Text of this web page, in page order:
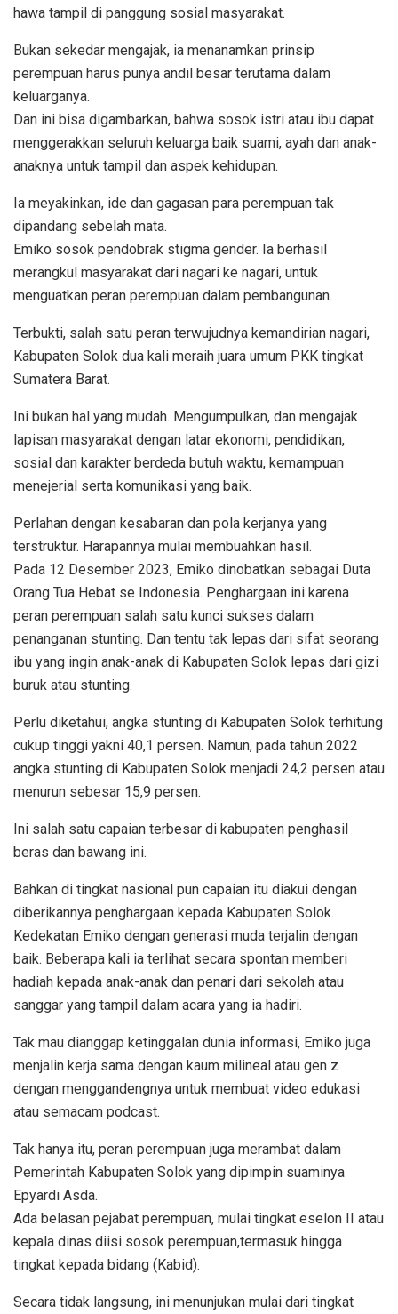
hawa tampil di panggung sosial masyarakat.
Bukan sekedar mengajak, ia menanamkan prinsip
perempuan harus punya andil besar terutama dalam
keluarganya.
Dan ini bisa digambarkan, bahwa sosok istri atau ibu dapat
menggerakkan seluruh keluarga baik suami, ayah dan anak-
anaknya untuk tampil dan aspek kehidupan.
Ia meyakinkan, ide dan gagasan para perempuan tak
dipandang sebelah mata.
Emiko sosok pendobrak stigma gender. Ia berhasil
merangkul masyarakat dari nagari ke nagari, untuk
menguatkan peran perempuan dalam pembangunan.
Terbukti, salah satu peran terwujudnya kemandirian nagari,
Kabupaten Solok dua kali meraih juara umum PKK tingkat
Sumatera Barat.
Ini bukan hal yang mudah. Mengumpulkan, dan mengajak
lapisan masyarakat dengan latar ekonomi, pendidikan,
sosial dan karakter berdeda butuh waktu, kemampuan
menejerial serta komunikasi yang baik.
Perlahan dengan kesabaran dan pola kerjanya yang
terstruktur. Harapannya mulai membuahkan hasil.
Pada 12 Desember 2023, Emiko dinobatkan sebagai Duta
Orang Tua Hebat se Indonesia. Penghargaan ini karena
peran perempuan salah satu kunci sukses dalam
penanganan stunting. Dan tentu tak lepas dari sifat seorang
ibu yang ingin anak-anak di Kabupaten Solok lepas dari gizi
buruk atau stunting.
Perlu diketahui, angka stunting di Kabupaten Solok terhitung
cukup tinggi yakni 40,1 persen. Namun, pada tahun 2022
angka stunting di Kabupaten Solok menjadi 24,2 persen atau
menurun sebesar 15,9 persen.
Ini salah satu capaian terbesar di kabupaten penghasil
beras dan bawang ini.
Bahkan di tingkat nasional pun capaian itu diakui dengan
diberikannya penghargaan kepada Kabupaten Solok.
Kedekatan Emiko dengan generasi muda terjalin dengan
baik. Beberapa kali ia terlihat secara spontan memberi
hadiah kepada anak-anak dan penari dari sekolah atau
sanggar yang tampil dalam acara yang ia hadiri.
Tak mau dianggap ketinggalan dunia informasi, Emiko juga
menjalin kerja sama dengan kaum milineal atau gen z
dengan menggandengnya untuk membuat video edukasi
atau semacam podcast.
Tak hanya itu, peran perempuan juga merambat dalam
Pemerintah Kabupaten Solok yang dipimpin suaminya
Epyardi Asda.
Ada belasan pejabat perempuan, mulai tingkat eselon II atau
kepala dinas diisi sosok perempuan,termasuk hingga
tingkat kepada bidang (Kabid).
Secara tidak langsung, ini menunjukan mulai dari tingkat